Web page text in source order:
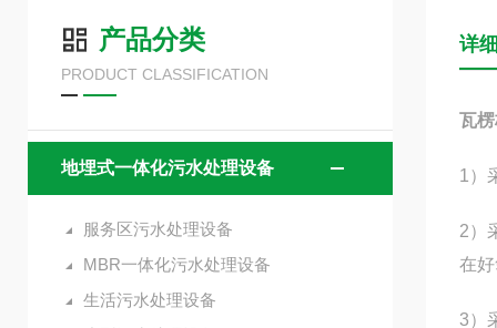
产品分类
PRODUCT CLASSIFICATION
地埋式一体化污水处理设备
服务区污水处理设备
MBR一体化污水处理设备
生活污水处理设备
详
瓦
1）
2）
在
3）